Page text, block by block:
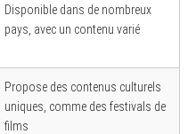
Disponible dans de nombreux
pays, avec un contenu varié
Propose des contenus culturels
uniques, comme des festivals de
films